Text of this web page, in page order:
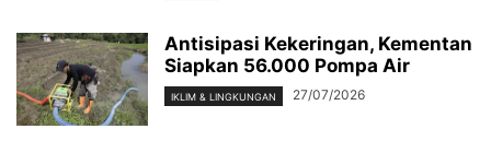
Antisipasi Kekeringan, Kementan
Siapkan 56.000 Pompa Air
IKLIM & LINGKUNGAN 27/07/2026